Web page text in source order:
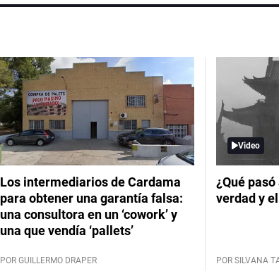
Los intermediarios de Cardama
para obtener una garantía falsa:
una consultora en un ‘cowork’ y
una que vendía ‘pallets’
POR GUILLERMO DRAPER
Video
¿Qué
verdad y
POR SILVANA